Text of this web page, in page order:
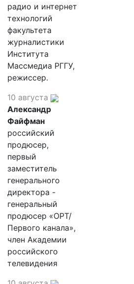
радио и интернет
технологий
факультета
журналистики
Института
Массмедиа РГГУ,
режиссер.
10 августа
Александр
Файфман
российский
продюсер,
первый
заместитель
генерального
директора -
генеральный
продюсер «ОРТ/
Первого канала»,
член Академии
российского
телевидения